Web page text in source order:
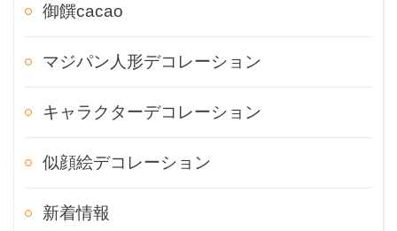
御饌cacao
マジパン人形デコレーション
キャラクターデコレーション
似顔絵デコレーション
新着情報